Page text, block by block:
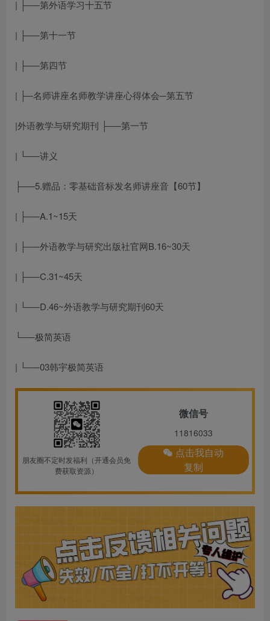
| ├──第外语学习十五节
| ├──第十一节
| ├──第四节
| ├─名师讲座名师教学讲座心得体会─第五节
|外语教学与研究期刊 ├──第一节
| └──讲义
├──5.赠品：零基础音标发名师讲座音【60节】
| ├──A.1~15天
| ├──外语教学与研究出版社官网B.16~30天
| ├──C.31~45天
| └──D.46~外语教学与研究期刊60天
└──极简英语
| └──03韩宇极简英语
朋友圈不定时发福利（开通会员免
费获取资源）
微信号
11816033
点击我自动
复制